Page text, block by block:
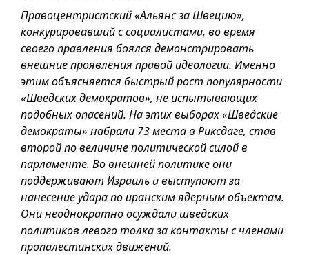
Правоцентристский «Альянс за Швецию»,
конкурировавший с социалистами, во время
своего правления боялся демонстрировать
внешние проявления правой идеологии. Именно
этим объясняется быстрый рост популярности
«Шведских демократов», не испытывающих
подобных опасений. На этих выборах «Шведские
демократы» набрали 73 места в Риксдаге, став
второй по величине политической силой в
парламенте. Во внешней политике они
поддерживают Израиль и выступают за
нанесение удара по иранским ядерным объектам.
Они неоднократно осуждали шведских
политиков левого толка за контакты с членами
пропалестинских движений.